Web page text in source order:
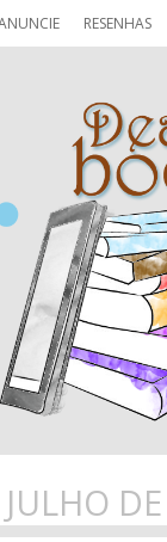
RESENHAS